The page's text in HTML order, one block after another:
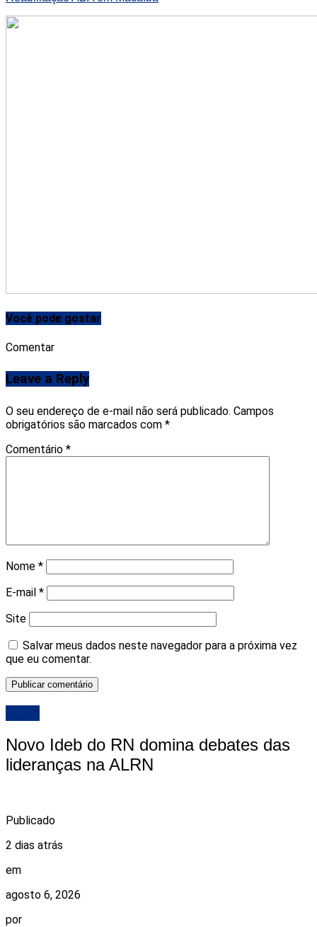
Você pode gostar
Comentar
Leave a Reply
O seu endereço de e-mail não será publicado. Campos
obrigatórios são marcados com *
Comentário *
Nome *
E-mail *
Site
Salvar meus dados neste navegador para a próxima vez
que eu comentar.
Novo Ideb do RN domina debates das
lideranças na ALRN
Publicado
2 dias atrás
em
agosto 6, 2026
por